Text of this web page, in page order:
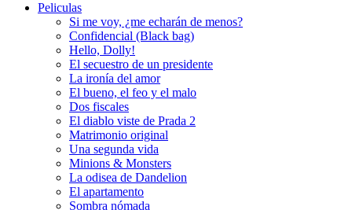
Peliculas
Si me voy, ¿me echarán de menos?
Confidencial (Black bag)
Hello, Dolly!
El secuestro de un presidente
La ironía del amor
El bueno, el feo y el malo
Dos fiscales
El diablo viste de Prada 2
Matrimonio original
Una segunda vida
Minions & Monsters
La odisea de Dandelion
El apartamento
Sombra nómada